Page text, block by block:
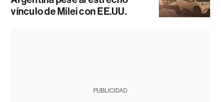
vínculo de Milei con EE.UU.
PUBLICIDAD